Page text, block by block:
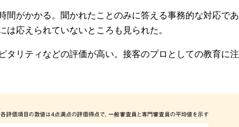
がかかる。聞かれたことのみに答える事務的な対応であ
応えられていないところも見られた。
リティなどの評価が高い。接客のプロとしての教育に注